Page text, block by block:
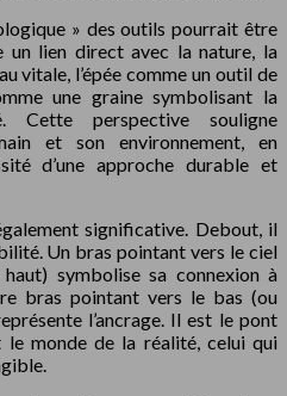
» des outils pourrait être
un lien direct avec la nature, la
vitale, l’épée comme un outil de
une graine symbolisant la
perspective souligne
et son environnement, en
d’une approche durable et
significative. Debout, il
Un bras pointant vers le ciel
symbolise sa connexion à
bras pointant vers le bas (ou
l’ancrage. Il est le pont
monde de la réalité, celui qui